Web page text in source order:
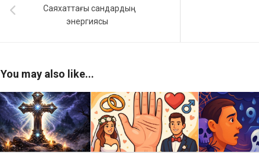
Саяхаттағы сандардың
энергиясы
You may also like...